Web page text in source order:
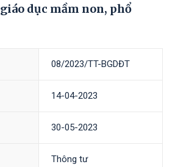
dục mầm non, phổ
08/2023/TT-BGDĐT
14-04-2023
30-05-2023
Thông tư